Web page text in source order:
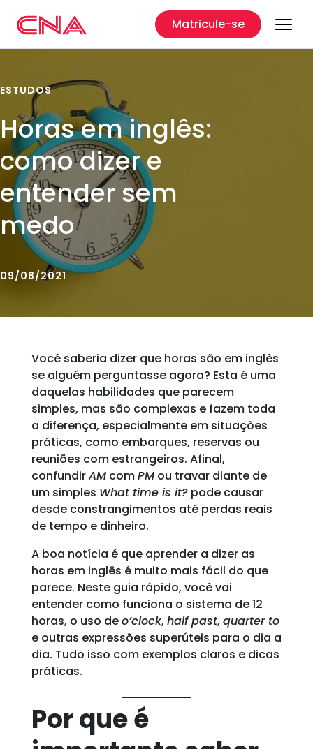
Matricule-se
ESTUDOS
Horas em inglês:
como dizer e
entender sem
medo
09/08/2021
Você saberia dizer que horas são em inglês
se alguém perguntasse agora? Esta é uma
daquelas habilidades que parecem
simples, mas são complexas e fazem toda
a diferença, especialmente em situações
práticas, como embarques, reservas ou
reuniões com estrangeiros. Afinal,
confundirAMcomPMou travar diante de
um simples What time is it?pode causar
desde constrangimentos até perdas reais
de tempo e dinheiro.
A boa notícia é que aprender a dizer as
horas em inglês é muito mais fácil do que
parece. Neste guia rápido, você vai
entender como funciona o sistema de 12
horas, o uso deo’clock, half past, quarter to
e outras expressões superúteis para o dia a
dia. Tudo isso com exemplos claros e dicas
práticas.
Por que é